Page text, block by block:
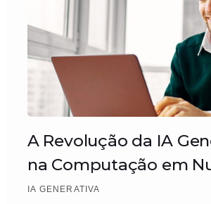
A Revolução da IA
na Computação em
IA GENERATIVA